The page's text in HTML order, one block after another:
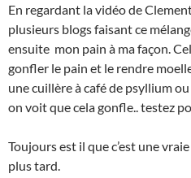
En regardant la vidéo de
plusieurs blogs faisant ce
ensuite mon pain à ma façon.
gonfler le pain et le rendre
une cuillère à café de psyllium
on voit que cela gonfle.. testez
Toujours est il que c’est une
plus tard.